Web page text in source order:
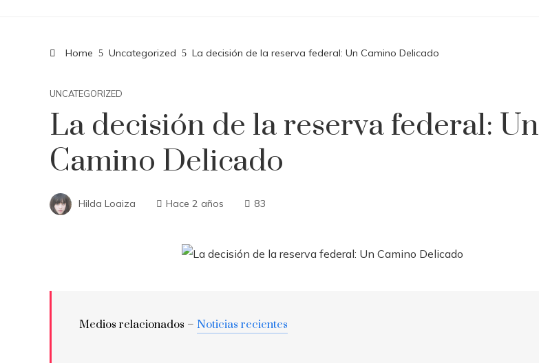
Home Uncategorized La decisión de la reserva federal: Un Camino Delicado
UNCATEGORIZED
La decisión de la reserva federal: Un
Camino Delicado
Hilda Loaiza Hace 2 años 83
Medios relacionados – Noticias recientes